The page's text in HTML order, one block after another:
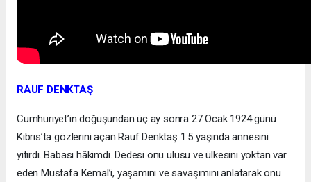
RAUF DENKTAŞ
Cumhuriyet’in doğuşundan üç ay sonra 27 Ocak 1924 günü
Kıbrıs’ta gözlerini açan Rauf Denktaş 1.5 yaşında annesini
yitirdi. Babası hâkimdi. Dedesi onu ulusu ve ülkesini yoktan var
eden Mustafa Kemal’i, yaşamını ve savaşımını anlatarak onu